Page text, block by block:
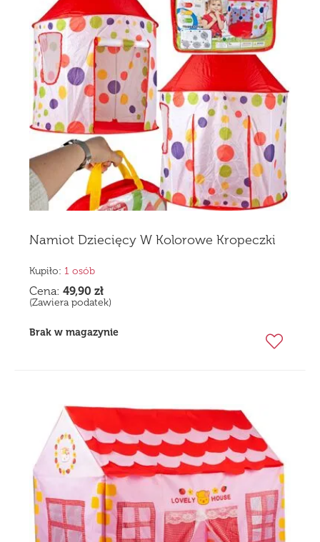
Namiot Dziecięcy W Kolorowe Kropeczki
Kupiło: 1 osób
Cena: 49,90 zł
(Zawiera podatek)
Brak w magazynie